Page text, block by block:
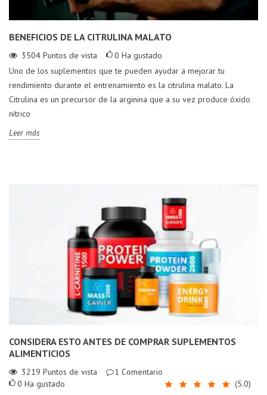
BENEFICIOS DE LA CITRULINA MALATO
3504 Puntos de vista 0 Ha gustado
Uno de los suplementos que te pueden ayudar a mejorar tu
rendimiento durante el entrenamiento es la citrulina malato. La
Citrulina es un precursor de la arginina que a su vez produce óxido
nítrico
Leer más
CONSIDERA ESTO ANTES DE COMPRAR SUPLEMENTOS
ALIMENTICIOS
3219 Puntos de vista 1 Comentario
(5.0)
0 Ha gustado